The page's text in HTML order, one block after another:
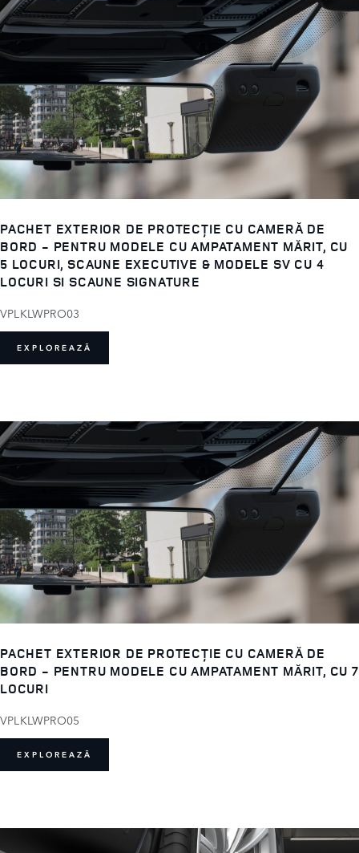
PACHET EXTERIOR DE PROTECȚIE CU CAMERĂ DE
BORD - PENTRU MODELE CU AMPATAMENT MĂRIT, CU
5 LOCURI, SCAUNE EXECUTIVE & MODELE SV CU 4
LOCURI SI SCAUNE SIGNATURE
VPLKLWPRO03
EXPLOREAZĂ
PACHET EXTERIOR DE PROTECȚIE CU CAMERĂ DE
BORD - PENTRU MODELE CU AMPATAMENT MĂRIT, CU 7
LOCURI
VPLKLWPRO05
EXPLOREAZĂ